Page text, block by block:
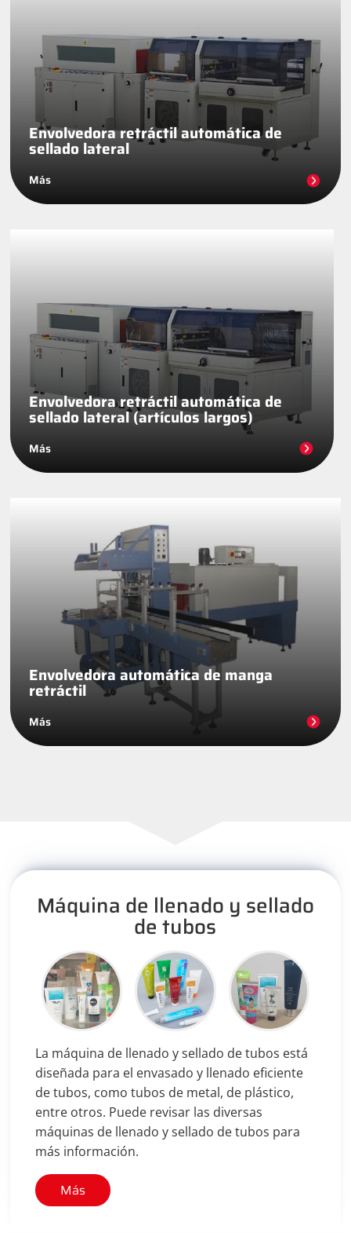
Envolvedora retráctil automática de
sellado lateral
Más
Envolvedora retráctil automática de
sellado lateral (artículos largos)
Más
Envolvedora automática de manga
retráctil
Más
Máquina de llenado y sellado
de tubos
La máquina de llenado y sellado de tubos está
diseñada para el envasado y llenado eficiente
de tubos, como tubos de metal, de plástico,
entre otros. Puede revisar las diversas
máquinas de llenado y sellado de tubos para
más información.
Más